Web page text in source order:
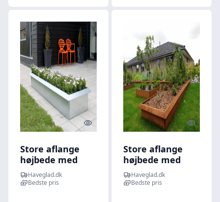
Quick look
Store aflange
højbede med
sneglehegn -
80x240cm 25cm
Haveglad.dk
Bedste pris
Quick
Store aflange
højbede med
sneglehegn -
80x240cm 50cm
Haveglad.dk
Bedste pris